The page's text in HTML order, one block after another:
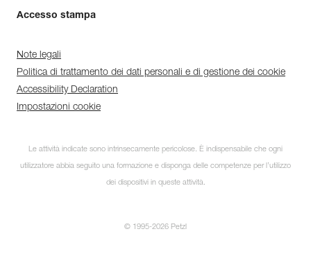
Accesso stampa
Note legali
Politica di trattamento dei dati personali e di gestione dei cookie
Accessibility Declaration
Impostazioni cookie
Le attività indicate sono intrinsecamente pericolose. È indispensabile che ogni
utilizzatore abbia seguito una formazione e disponga delle competenze per l’utilizzo
dei dispositivi in queste attività.
© 1995-2026 Petzl